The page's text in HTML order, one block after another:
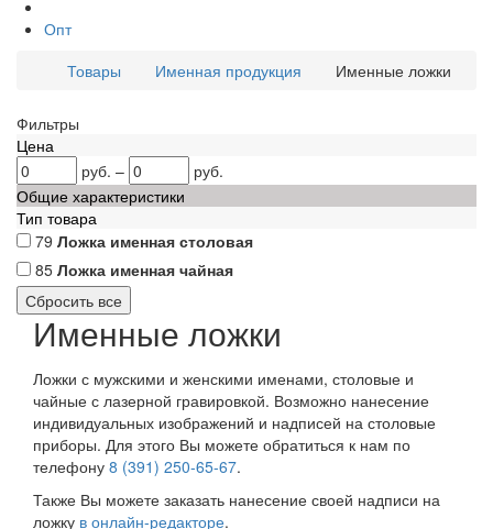
Опт
Товары
Именная продукция Именные ложки
Фильтры
Цена
руб. –
руб.
Общие характеристики
Тип товара
79 Ложка именная столовая
85 Ложка именная чайная
Именные ложки
Ложки с мужскими и женскими именами, столовые и
чайные с лазерной гравировкой. Возможно нанесение
индивидуальных изображений и надписей на столовые
приборы. Для этого Вы можете обратиться к нам по
телефону 8 (391) 250-65-67.
Также Вы можете заказать нанесение своей надписи на
ложку в онлайн-редакторе.